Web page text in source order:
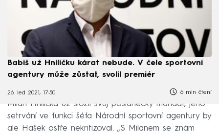
Babiš už Hniličku kárat nebude. V čele sportovní
agentury může zůstat, svolil premiér
26. led 2021, 17:50 6 min čtení
Milan Hnilička už složil svůj poslanecký mandát, jeho
setrvání ve funkci šéfa Národní sportovní agentury by
ale Hašek ostře nekritizoval. „S Milanem se znám